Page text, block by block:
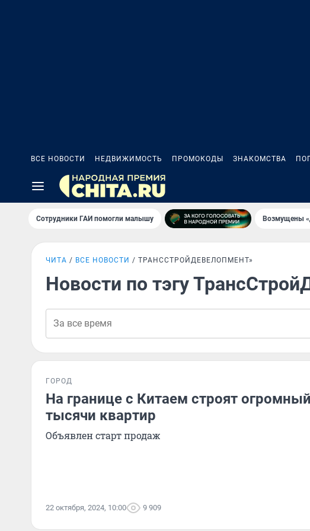
ВСЕ НОВОСТИ НЕДВИЖИМОСТЬ ПРОМОКОДЫ ЗНАКОМСТВА
Сотрудники ГАИ помогли малышу Возмущены
ЧИТА ВСЕ НОВОСТИ ТРАНССТРОЙДЕВЕЛОПМЕНТ»
Новости по тэгу
ГОРОД
На границе с Китаем строят
тысячи квартир
Объявлен старт продаж
22 октября, 2024, 10:00 9 909